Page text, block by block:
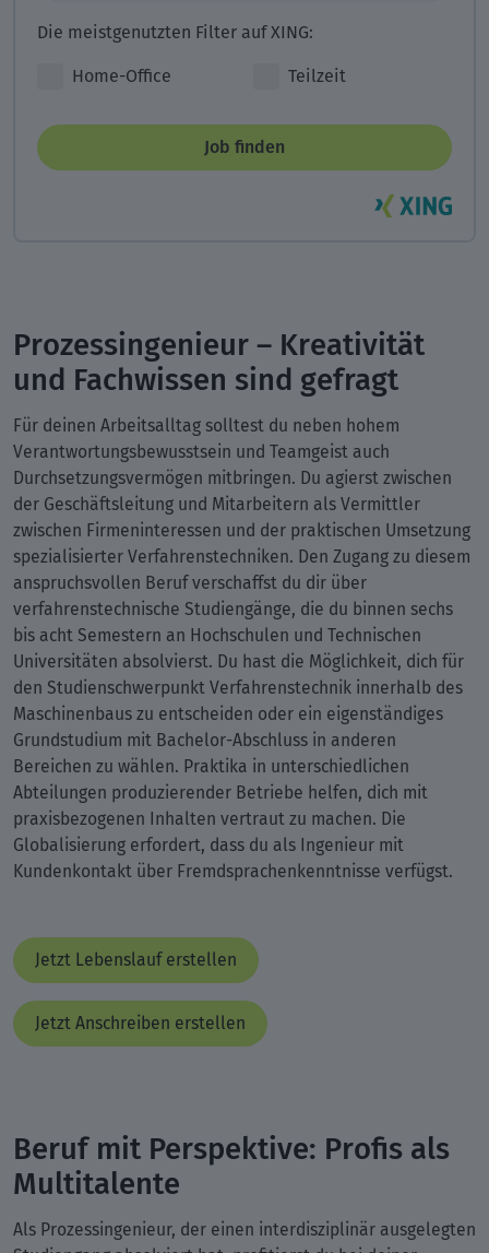
Job finden
Die meistgenutzten Filter auf XING:
Home-Office Teilzeit
Prozessingenieur – Kreativität
und Fachwissen sind gefragt
Für deinen Arbeitsalltag solltest du neben hohem
Verantwortungsbewusstsein und Teamgeist auch
Durchsetzungsvermögen mitbringen. Du agierst zwischen
der Geschäftsleitung und Mitarbeitern als Vermittler
zwischen Firmeninteressen und der praktischen Umsetzung
spezialisierter Verfahrenstechniken. Den Zugang zu diesem
anspruchsvollen Beruf verschaffst du dir über
verfahrenstechnische Studiengänge, die du binnen sechs
bis acht Semestern an Hochschulen und Technischen
Universitäten absolvierst. Du hast die Möglichkeit, dich für
den Studienschwerpunkt Verfahrenstechnik innerhalb des
Maschinenbaus zu entscheiden oder ein eigenständiges
Grundstudium mit Bachelor-Abschluss in anderen
Bereichen zu wählen. Praktika in unterschiedlichen
Abteilungen produzierender Betriebe helfen, dich mit
praxisbezogenen Inhalten vertraut zu machen. Die
Globalisierung erfordert, dass du als Ingenieur mit
Kundenkontakt über Fremdsprachenkenntnisse verfügst.
Jetzt Lebenslauf erstellen
Jetzt Anschreiben erstellen
Beruf mit Perspektive: Profis als
Multitalente
Als Prozessingenieur, der einen interdisziplinär ausgelegten